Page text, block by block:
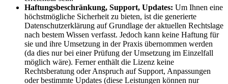
Haftungsbeschränkung, Support, Updates: Um Ihnen eine
höchstmögliche Sicherheit zu bieten, ist die generierte
Datenschutzerklärung auf Grundlage der aktuellen Rechtslage
nach bestem Wissen verfasst. Jedoch kann keine Haftung für
sie und ihre Umsetzung in der Praxis übernommen werden
(da dies nur bei einer Prüfung der Umsetzung im Einzelfall
möglich wäre). Ferner enthält die Lizenz keine
Rechtsberatung oder Anspruch auf Support, Anpassungen
oder bestimmte Updates (diese Leistungen können nur